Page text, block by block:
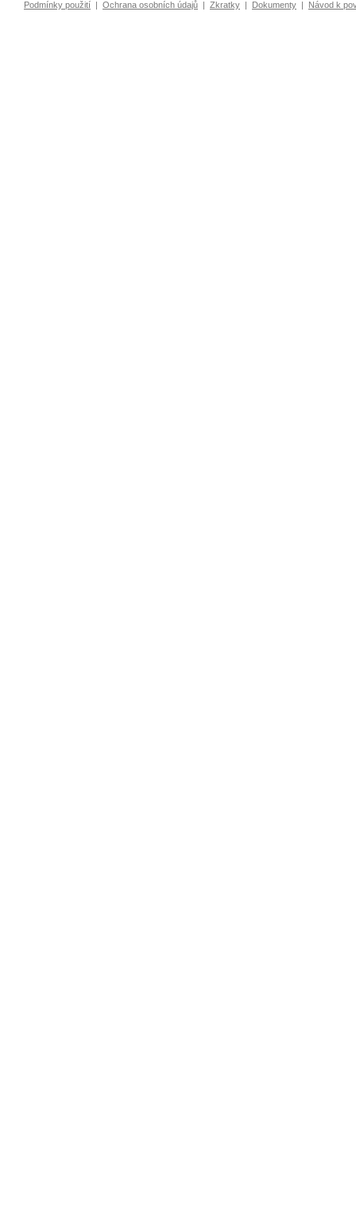
Podmínky použití | Ochrana osobních údajů | Zkratky | Dokumenty | Návod k